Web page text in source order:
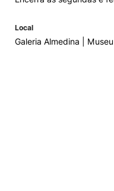
Local
Galeria Almedina |